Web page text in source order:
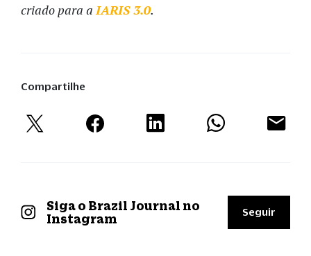
criado para a IARIS 3.0.
Compartilhe
Siga o Brazil Journal no
Instagram
Seguir